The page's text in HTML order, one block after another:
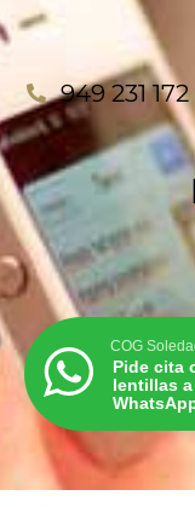
949 231 172
COG
Pide cita
lentillas